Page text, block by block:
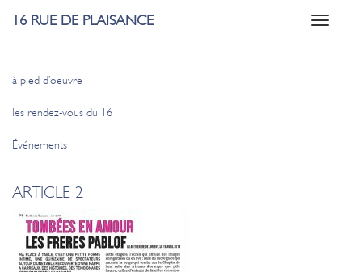
Toggle
16 RUE DE PLAISANCE
à pied d’oeuvre
les rendez-vous du 16
Événements
ARTICLE 2